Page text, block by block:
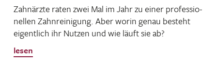
Zahn­ärzte raten zwei Mal im Jahr zu einer profes­sio­
nellen Zahn­rei­ni­gung. Aber worin genau besteht
eigent­lich ihr Nutzen und wie läuft sie ab?
lesen